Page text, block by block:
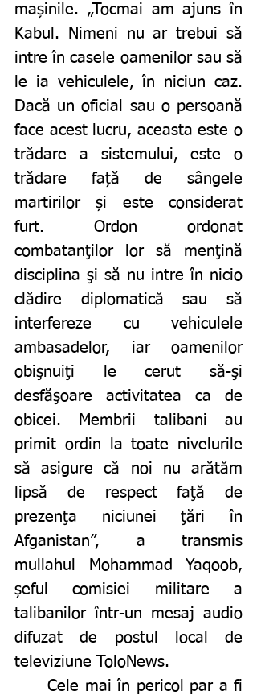
mașinile. „Tocmai am ajuns în
Kabul. Nimeni nu ar trebui să
intre în casele oamenilor sau să
le ia vehiculele, în niciun caz.
Dacă un oficial sau o persoană
face acest lucru, aceasta este o
trădare a sistemului, este o
trădare față de sângele
martirilor și este considerat
furt. Ordon ordonat
combatanţilor lor să menţină
disciplina şi să nu intre în nicio
clădire diplomatică sau să
interfereze cu vehiculele
ambasadelor, iar oamenilor
obişnuiţi le cerut să-şi
desfăşoare activitatea ca de
obicei. Membrii talibani au
primit ordin la toate nivelurile
să asigure că noi nu arătăm
lipsă de respect faţă de
prezenţa niciunei ţări în
Afganistan”, a transmis
mullahul Mohammad Yaqoob,
șeful comisiei militare a
talibanilor într-un mesaj audio
difuzat de postul local de
televiziune ToloNews.
	Cele mai în pericol par a fi